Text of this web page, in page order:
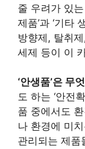
줄 우려가 있
제품’과 ‘기타
방향제, 탈취
세제 등이 이
‘안생품’은 무
도 하는 ‘안전
품 중에서도
나 환경에 미
관리되는 제품